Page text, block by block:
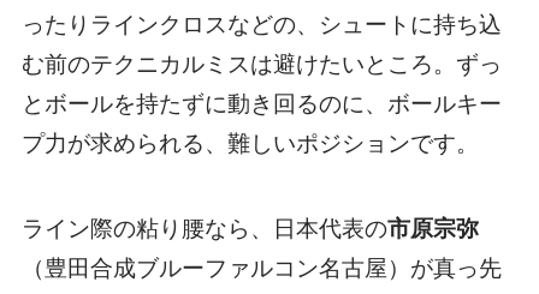
ったりラインクロスなどの、シュートに持ち込
む前のテクニカルミスは避けたいところ。ずっ
とボールを持たずに動き回るのに、ボールキー
プ力が求められる、難しいポジションです。
ライン際の粘り腰なら、日本代表の市原宗弥
（豊田合成ブルーファルコン名古屋）が真っ先